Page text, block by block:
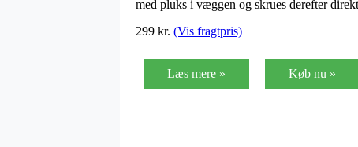
med pluks i væggen og skrues derefter
299 kr. (Vis fragtpris)
Læs mere » Køb nu »